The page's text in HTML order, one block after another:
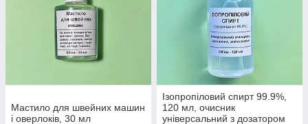
Мастило для швейних машин
і оверлоків, 30 мл
Ізопропіловий спирт 99.9%,
120 мл, очисник
універсальний з дозатором